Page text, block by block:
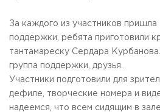
системе ВО
Федеральное учебно-
системе СПО
Профком
Конкурс ППС
+7 (495) 940 83 58 - Приемная
E-MAIL
info@rguts.ru
priem@rguts.ru - Приемная комиссия
За каждого из участников пришла
поддержки, ребята приготовили
тантамареску Сердара
группа поддержки, друзья.
Участники подготовили для
дефиле, творческие номера и
надеемся, что всем сидящим в